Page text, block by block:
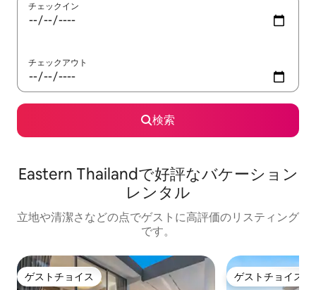
チェックイン
チェックアウト
検索
Eastern Thailandで好評なバケーション
レンタル
立地や清潔さなどの点でゲストに高評価のリスティング
です。
ゲストチョイス
ゲストチョイス ゲストチョイス
ゲストチョイス